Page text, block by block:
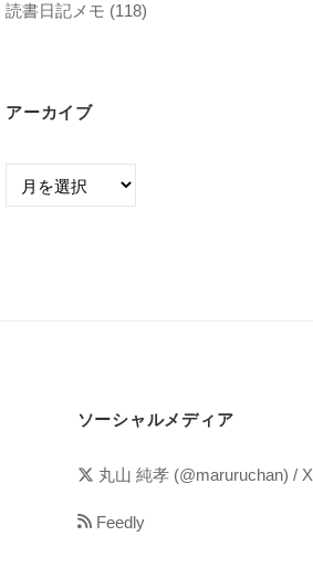
読書日記メモ (118)
アーカイブ
ソーシャルメディア
丸山 純孝 (@maruruchan) / X
Feedly